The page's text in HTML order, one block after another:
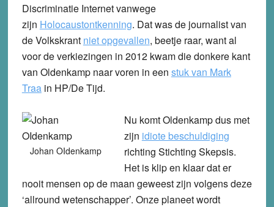
Discriminatie Internet vanwege
zijn Holocaustontkenning. Dat was de journalist van
de Volkskrant niet opgevallen, beetje raar, want al
voor de verkiezingen in 2012 kwam die donkere kant
van Oldenkamp naar voren in een stuk van Mark
Traain HP/De Tijd.
Johan OIdenkamp
Nu komt Oldenkamp dus met
zijn idiote beschuldiging
richting Stichting Skepsis.
Het is klip en klaar dat er
nooit mensen op de maan geweest zijn volgens deze
‘allround wetenschapper’. Onze planeet wordt